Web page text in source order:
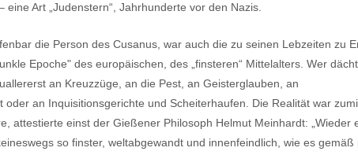
eine Art „Judenstern“, Jahrhunderte vor den Nazis.
die Person des Cusanus, war auch die zu seinen Lebzeiten zu
Epoche" des europäischen, des „finsteren“ Mittelalters. Wer
an Kreuzzüge, an die Pest, an Geisterglauben, an
oder an Inquisitionsgerichte und Scheiterhaufen. Die Realität war
attestierte einst der Gießener Philosoph Helmut Meinhardt: „Wieder
so finster, weltabgewandt und innenfeindlich, wie es gemäß